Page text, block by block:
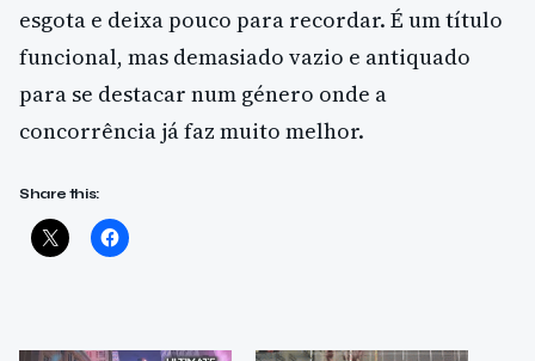
esgota e deixa pouco para recordar. É um título
funcional, mas demasiado vazio e antiquado
para se destacar num género onde a
concorrência já faz muito melhor.
Share this: